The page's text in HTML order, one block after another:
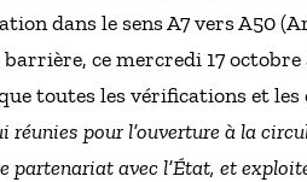
dans le sens A7 vers A50
ce mercredi 17
toutes les vérifications et les
pour l’ouverture à la
partenariat avec l’État, et